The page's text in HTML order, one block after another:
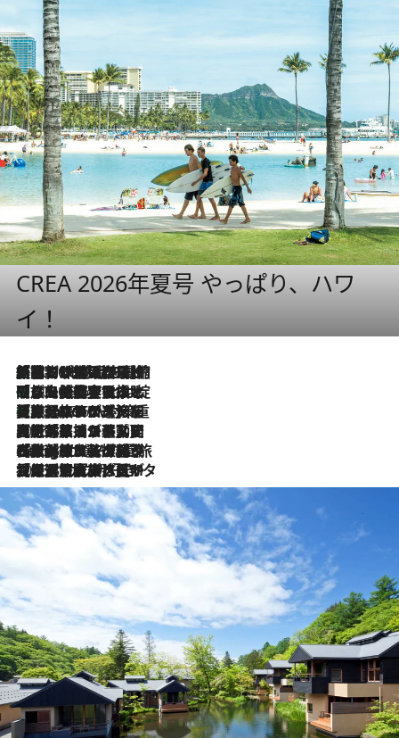
CREA 2026年夏号 やっぱり、ハワ
イ！
2026.8.6
「荷物が増えるほど旅ストレスは増す」美容ジャーナリストがたどり着いた最終結論。“化粧品を劇的に減らす”感動の凝縮美容とは
2026.8.6
「旅先には金髪ウィッグを持参」日本と同じメイクでは損してる!? 美容ジャーナリストが提案する“掟破りの旅美容”とは
2026.8.6
【厳選旅コスメ】「身軽さ＆UV対策重視！」ヘアアーティストshucoが選んだ夏旅ベストコスメを発表【Mサイズジップ】
2026.8.5
【厳選旅コスメ】国内をあちこち移動する河井菜摘が選んだ夏旅ベストコスメ発表！「リラックスアイテムはマスト」【Mサイズジップ】
2026.8.4
【厳選旅コスメ】「紫外線＆乾燥対策しながらメイク感も！」ヘア＆メイクGeorgeが選んだ夏旅ベストコスメを発表！【Mサイズジップ】
2026.8.3
【厳選旅コスメ】「保湿もタイパ重視！」“サウナ好き”タレント清水みさとが愛用する夏旅ベストコスメを発表！【Mサイズジップ】